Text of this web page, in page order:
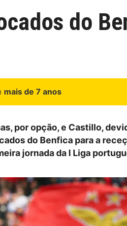
do
mais de 7 anos
por opção, e Castillo,
do Benfica para a
jornada da I Liga